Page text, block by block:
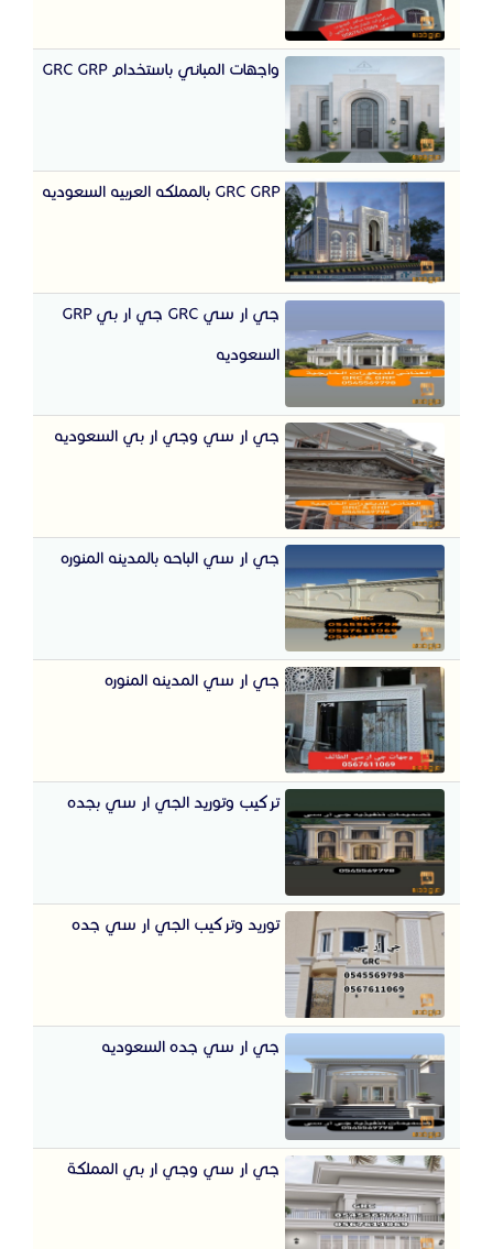
واجهات المباني باستخدام GRC GRP
GRC GRP بالمملكه العربيه السعوديه
جي ار سي GRC جي ار بي GRP
السعوديه
جي ار سي وجي ار بي السعوديه
جي ار سي الباحه بالمدينه المنوره
جي ار سي المدينه المنوره
تركيب وتوريد الجي ار سي بجده
توريد وتركيب الجي ار سي جده
جي ار سي جده السعوديه
جي ار سي وجي ار بي المملكة